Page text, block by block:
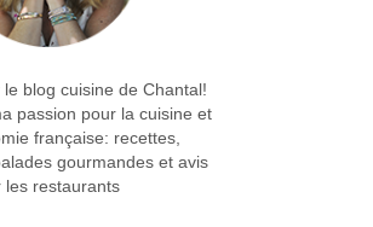
blog cuisine de Chantal!
passion pour la cuisine et
française: recettes,
gourmandes et avis
les restaurants